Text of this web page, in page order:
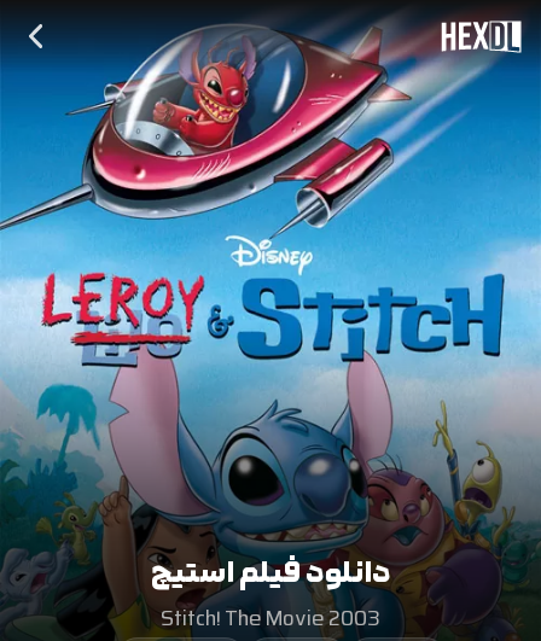
دانلود فیلم استیچ
Stitch! The Movie 2003